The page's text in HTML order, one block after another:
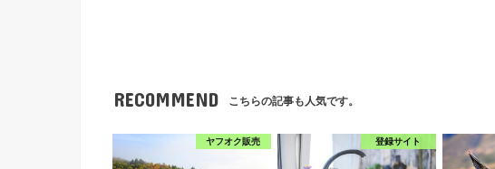
RECOMMEND こちらの記事も人気です。
ヤフオク販売 登録サイト